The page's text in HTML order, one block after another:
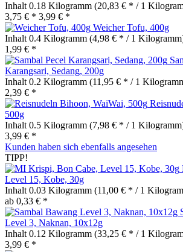
Inhalt 0.18 Kilogramm (20,83 € * / 1
3,75 € * 3,99 € *
Weicher Tofu, 400g
Inhalt 0.4 Kilogramm (4,98 € * / 1
1,99 € *
Karangsari, Sedang, 200g
Inhalt 0.2 Kilogramm (11,95 € * / 1
2,39 € *
500g
Inhalt 0.5 Kilogramm (7,98 € * / 1
3,99 € *
Kunden haben sich ebenfalls angesehen
TIPP!
Level 15, Kobe, 30g
Inhalt 0.03 Kilogramm (11,00 € * / 1
ab 0,33 € *
Level 3, Naknan, 10x12g
Inhalt 0.12 Kilogramm (33,25 € * / 1
3,99 € *